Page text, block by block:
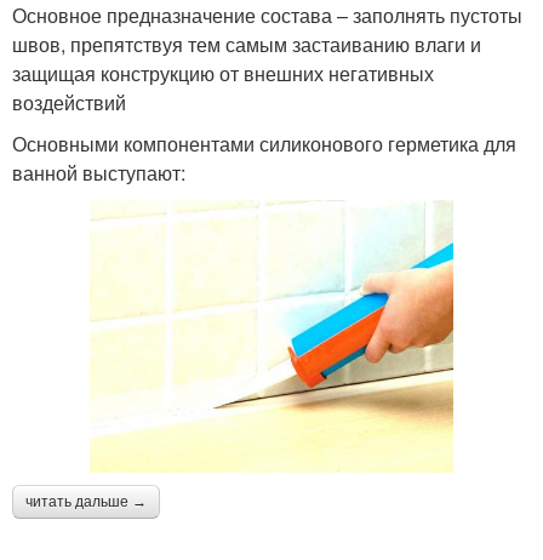
Основное предназначение состава – заполнять пустоты
швов, препятствуя тем самым застаиванию влаги и
защищая конструкцию от внешних негативных
воздействий
Основными компонентами силиконового герметика для
ванной выступают:
читать дальше →